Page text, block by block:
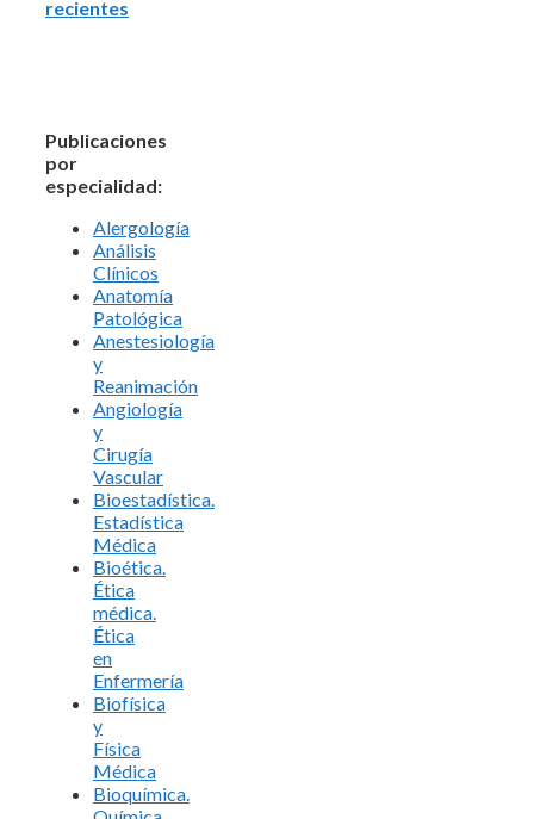
recientes
Publicaciones
por
especialidad:
Alergología
Análisis
Clínicos
Anatomía
Patológica
Anestesiología
y
Reanimación
Angiología
y
Cirugía
Vascular
Bioestadística.
Estadística
Médica
Bioética.
Ética
médica.
Ética
en
Enfermería
Biofísica
y
Física
Médica
Bioquímica.